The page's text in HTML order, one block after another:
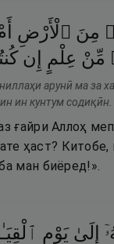
مِنَ ٱلْأَرْضِ
مِّنْ عِلْمٍ إِن
арунӣ ма за
ин кунтум содиқӣн.
ғайри Аллоҳ
ҳаст?
ман биёред!».
إِلَىٰ يَوْمِ